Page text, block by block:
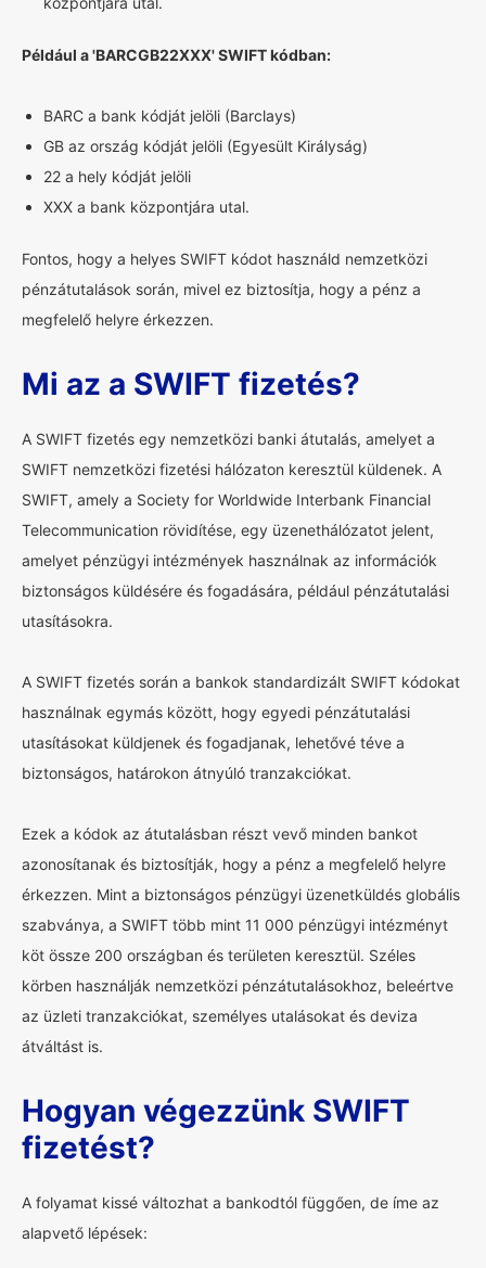
Például a 'BARCGB22XXX' SWIFT kódban:
BARC a bank kódját jelöli (Barclays)
GB az ország kódját jelöli (Egyesült Királyság)
22 a hely kódját jelöli
XXX a bank központjára utal.
Fontos, hogy a helyes SWIFT kódot használd nemzetközi
pénzátutalások során, mivel ez biztosítja, hogy a pénz a
megfelelő helyre érkezzen.
Mi az a SWIFT fizetés?
A SWIFT fizetés egy nemzetközi banki átutalás, amelyet a
SWIFT nemzetközi fizetési hálózaton keresztül küldenek. A
SWIFT, amely a Society for Worldwide Interbank Financial
Telecommunication rövidítése, egy üzenethálózatot jelent,
amelyet pénzügyi intézmények használnak az információk
biztonságos küldésére és fogadására, például pénzátutalási
utasításokra.
A SWIFT fizetés során a bankok standardizált SWIFT kódokat
használnak egymás között, hogy egyedi pénzátutalási
utasításokat küldjenek és fogadjanak, lehetővé téve a
biztonságos, határokon átnyúló tranzakciókat.
Ezek a kódok az átutalásban részt vevő minden bankot
azonosítanak és biztosítják, hogy a pénz a megfelelő helyre
érkezzen. Mint a biztonságos pénzügyi üzenetküldés globális
szabványa, a SWIFT több mint 11 000 pénzügyi intézményt
köt össze 200 országban és területen keresztül. Széles
körben használják nemzetközi pénzátutalásokhoz, beleértve
az üzleti tranzakciókat, személyes utalásokat és deviza
átváltást is.
Hogyan végezzünk SWIFT
fizetést?
A folyamat kissé változhat a bankodtól függően, de íme az
alapvető lépések: